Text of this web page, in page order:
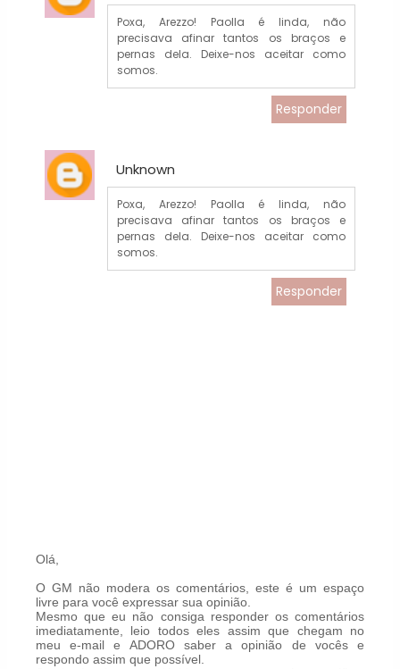
Poxa, Arezzo! Paolla é linda, não
precisava afinar tantos os braços e
pernas dela. Deixe-nos aceitar como
somos.
Responder
Unknown
Poxa, Arezzo! Paolla é linda, não
precisava afinar tantos os braços e
pernas dela. Deixe-nos aceitar como
somos.
Responder
Olá,
O GM não modera os comentários, este é um espaço
livre para você expressar sua opinião.
Mesmo que eu não consiga responder os comentários
imediatamente, leio todos eles assim que chegam no
meu e-mail e ADORO saber a opinião de vocês e
respondo assim que possível.